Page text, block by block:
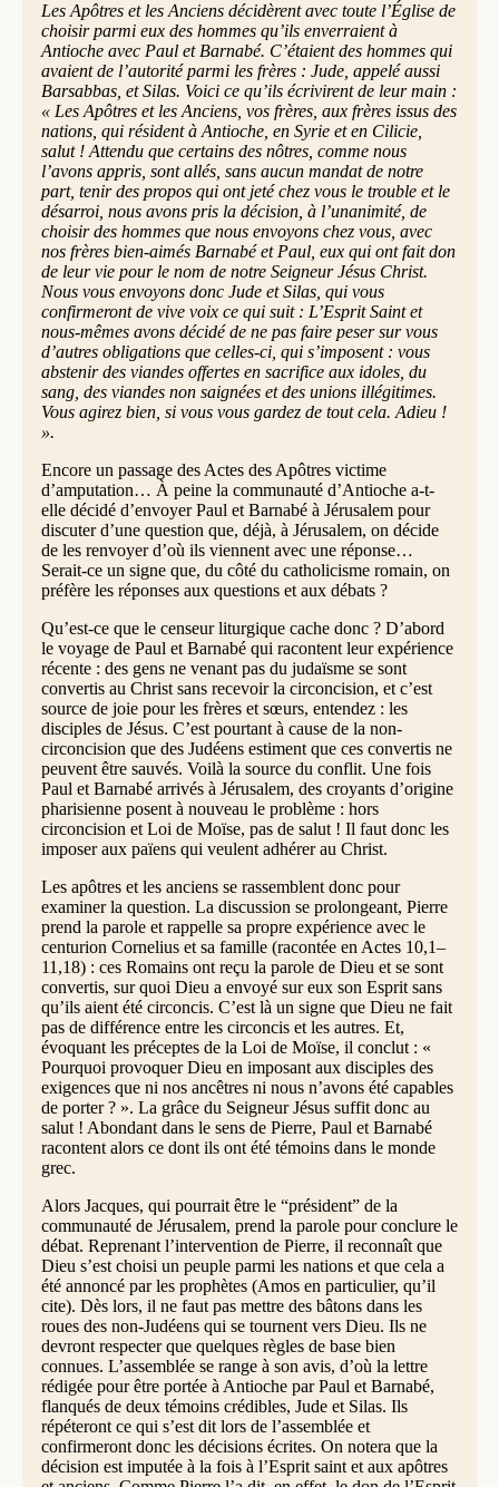
Les Apôtres et les Anciens décidèrent avec toute l’Église de
choisir parmi eux des hommes qu’ils enverraient à
Antioche avec Paul et Barnabé. C’étaient des hommes qui
avaient de l’autorité parmi les frères : Jude, appelé aussi
Barsabbas, et Silas. Voici ce qu’ils écrivirent de leur main :
« Les Apôtres et les Anciens, vos frères, aux frères issus des
nations, qui résident à Antioche, en Syrie et en Cilicie,
salut ! Attendu que certains des nôtres, comme nous
l’avons appris, sont allés, sans aucun mandat de notre
part, tenir des propos qui ont jeté chez vous le trouble et le
désarroi, nous avons pris la décision, à l’unanimité, de
choisir des hommes que nous envoyons chez vous, avec
nos frères bien-aimés Barnabé et Paul, eux qui ont fait don
de leur vie pour le nom de notre Seigneur Jésus Christ.
Nous vous envoyons donc Jude et Silas, qui vous
confirmeront de vive voix ce qui suit : L’Esprit Saint et
nous-mêmes avons décidé de ne pas faire peser sur vous
d’autres obligations que celles-ci, qui s’imposent : vous
abstenir des viandes offertes en sacrifice aux idoles, du
sang, des viandes non saignées et des unions illégitimes.
Vous agirez bien, si vous vous gardez de tout cela. Adieu !
».
Encore un passage des Actes des Apôtres victime
d’amputation… À peine la communauté d’Antioche a-t-
elle décidé d’envoyer Paul et Barnabé à Jérusalem pour
discuter d’une question que, déjà, à Jérusalem, on décide
de les renvoyer d’où ils viennent avec une réponse…
Serait-ce un signe que, du côté du catholicisme romain, on
préfère les réponses aux questions et aux débats ?
Qu’est-ce que le censeur liturgique cache donc ? D’abord
le voyage de Paul et Barnabé qui racontent leur expérience
récente : des gens ne venant pas du judaïsme se sont
convertis au Christ sans recevoir la circoncision, et c’est
source de joie pour les frères et sœurs, entendez : les
disciples de Jésus. C’est pourtant à cause de la non-
circoncision que des Judéens estiment que ces convertis ne
peuvent être sauvés. Voilà la source du conflit. Une fois
Paul et Barnabé arrivés à Jérusalem, des croyants d’origine
pharisienne posent à nouveau le problème : hors
circoncision et Loi de Moïse, pas de salut ! Il faut donc les
imposer aux païens qui veulent adhérer au Christ.
Les apôtres et les anciens se rassemblent donc pour
examiner la question. La discussion se prolongeant, Pierre
prend la parole et rappelle sa propre expérience avec le
centurion Cornelius et sa famille (racontée en Actes 10,1–
11,18) : ces Romains ont reçu la parole de Dieu et se sont
convertis, sur quoi Dieu a envoyé sur eux son Esprit sans
qu’ils aient été circoncis. C’est là un signe que Dieu ne fait
pas de différence entre les circoncis et les autres. Et,
évoquant les préceptes de la Loi de Moïse, il conclut : «
Pourquoi provoquer Dieu en imposant aux disciples des
exigences que ni nos ancêtres ni nous n’avons été capables
de porter ? ». La grâce du Seigneur Jésus suffit donc au
salut ! Abondant dans le sens de Pierre, Paul et Barnabé
racontent alors ce dont ils ont été témoins dans le monde
grec.
Alors Jacques, qui pourrait être le “président” de la
communauté de Jérusalem, prend la parole pour conclure le
débat. Reprenant l’intervention de Pierre, il reconnaît que
Dieu s’est choisi un peuple parmi les nations et que cela a
été annoncé par les prophètes (Amos en particulier, qu’il
cite). Dès lors, il ne faut pas mettre des bâtons dans les
roues des non-Judéens qui se tournent vers Dieu. Ils ne
devront respecter que quelques règles de base bien
connues. L’assemblée se range à son avis, d’où la lettre
rédigée pour être portée à Antioche par Paul et Barnabé,
flanqués de deux témoins crédibles, Jude et Silas. Ils
répéteront ce qui s’est dit lors de l’assemblée et
confirmeront donc les décisions écrites. On notera que la
décision est imputée à la fois à l’Esprit saint et aux apôtres